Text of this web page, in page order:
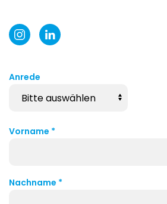
Anrede
Vorname *
Nachname *